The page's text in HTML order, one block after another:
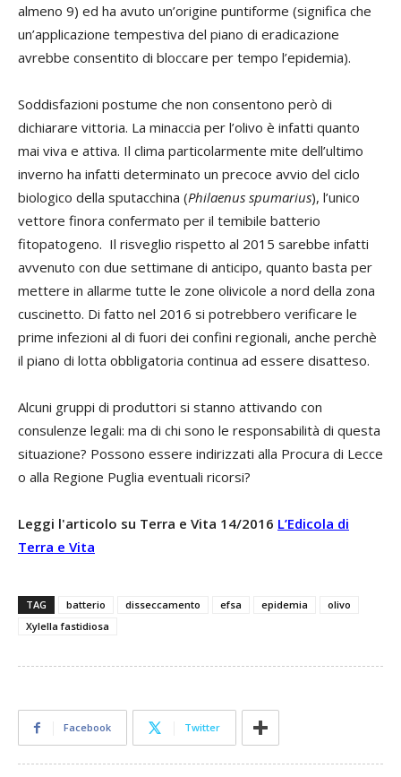
almeno 9) ed ha avuto un’origine puntiforme (significa che
un’applicazione tempestiva del piano di eradicazione
avrebbe consentito di bloccare per tempo l’epidemia).
Soddisfazioni postume che non consentono però di
dichiarare vittoria. La minaccia per l’olivo è infatti quanto
mai viva e attiva. Il clima particolarmente mite dell’ultimo
inverno ha infatti determinato un precoce avvio del ciclo
biologico della sputacchina (Philaenus spumarius), l’unico
vettore finora confermato per il temibile batterio
fitopatogeno. Il risveglio rispetto al 2015 sarebbe infatti
avvenuto con due settimane di anticipo, quanto basta per
mettere in allarme tutte le zone olivicole a nord della zona
cuscinetto. Di fatto nel 2016 si potrebbero verificare le
prime infezioni al di fuori dei confini regionali, anche perchè
il piano di lotta obbligatoria continua ad essere disatteso.
Alcuni gruppi di produttori si stanno attivando con
consulenze legali: ma di chi sono le responsabilità di questa
situazione? Possono essere indirizzati alla Procura di Lecce
o alla Regione Puglia eventuali ricorsi?
Leggi l'articolo su Terra e Vita 14/2016 L’Edicola di
Terra e Vita
TAG batterio disseccamento efsa epidemia
olivo
Xylella fastidiosa
Facebook Twitter